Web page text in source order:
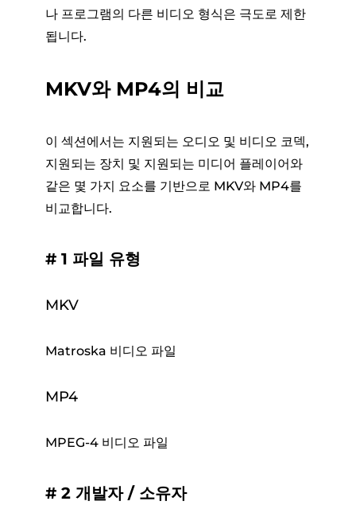
나 프로그램의 다른 비디오 형식은 극도로 제한
됩니다.
MKV와 MP4의 비교
이 섹션에서는 지원되는 오디오 및 비디오 코덱,
지원되는 장치 및 지원되는 미디어 플레이어와
같은 몇 가지 요소를 기반으로 MKV와 MP4를
비교합니다.
# 1 파일 유형
MKV
Matroska 비디오 파일
MP4
MPEG-4 비디오 파일
# 2 개발자 / 소유자